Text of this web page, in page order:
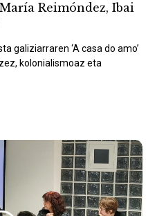
Reimóndez, Ibai
galiziarraren ‘A casa do amo’
kolonialismoaz eta